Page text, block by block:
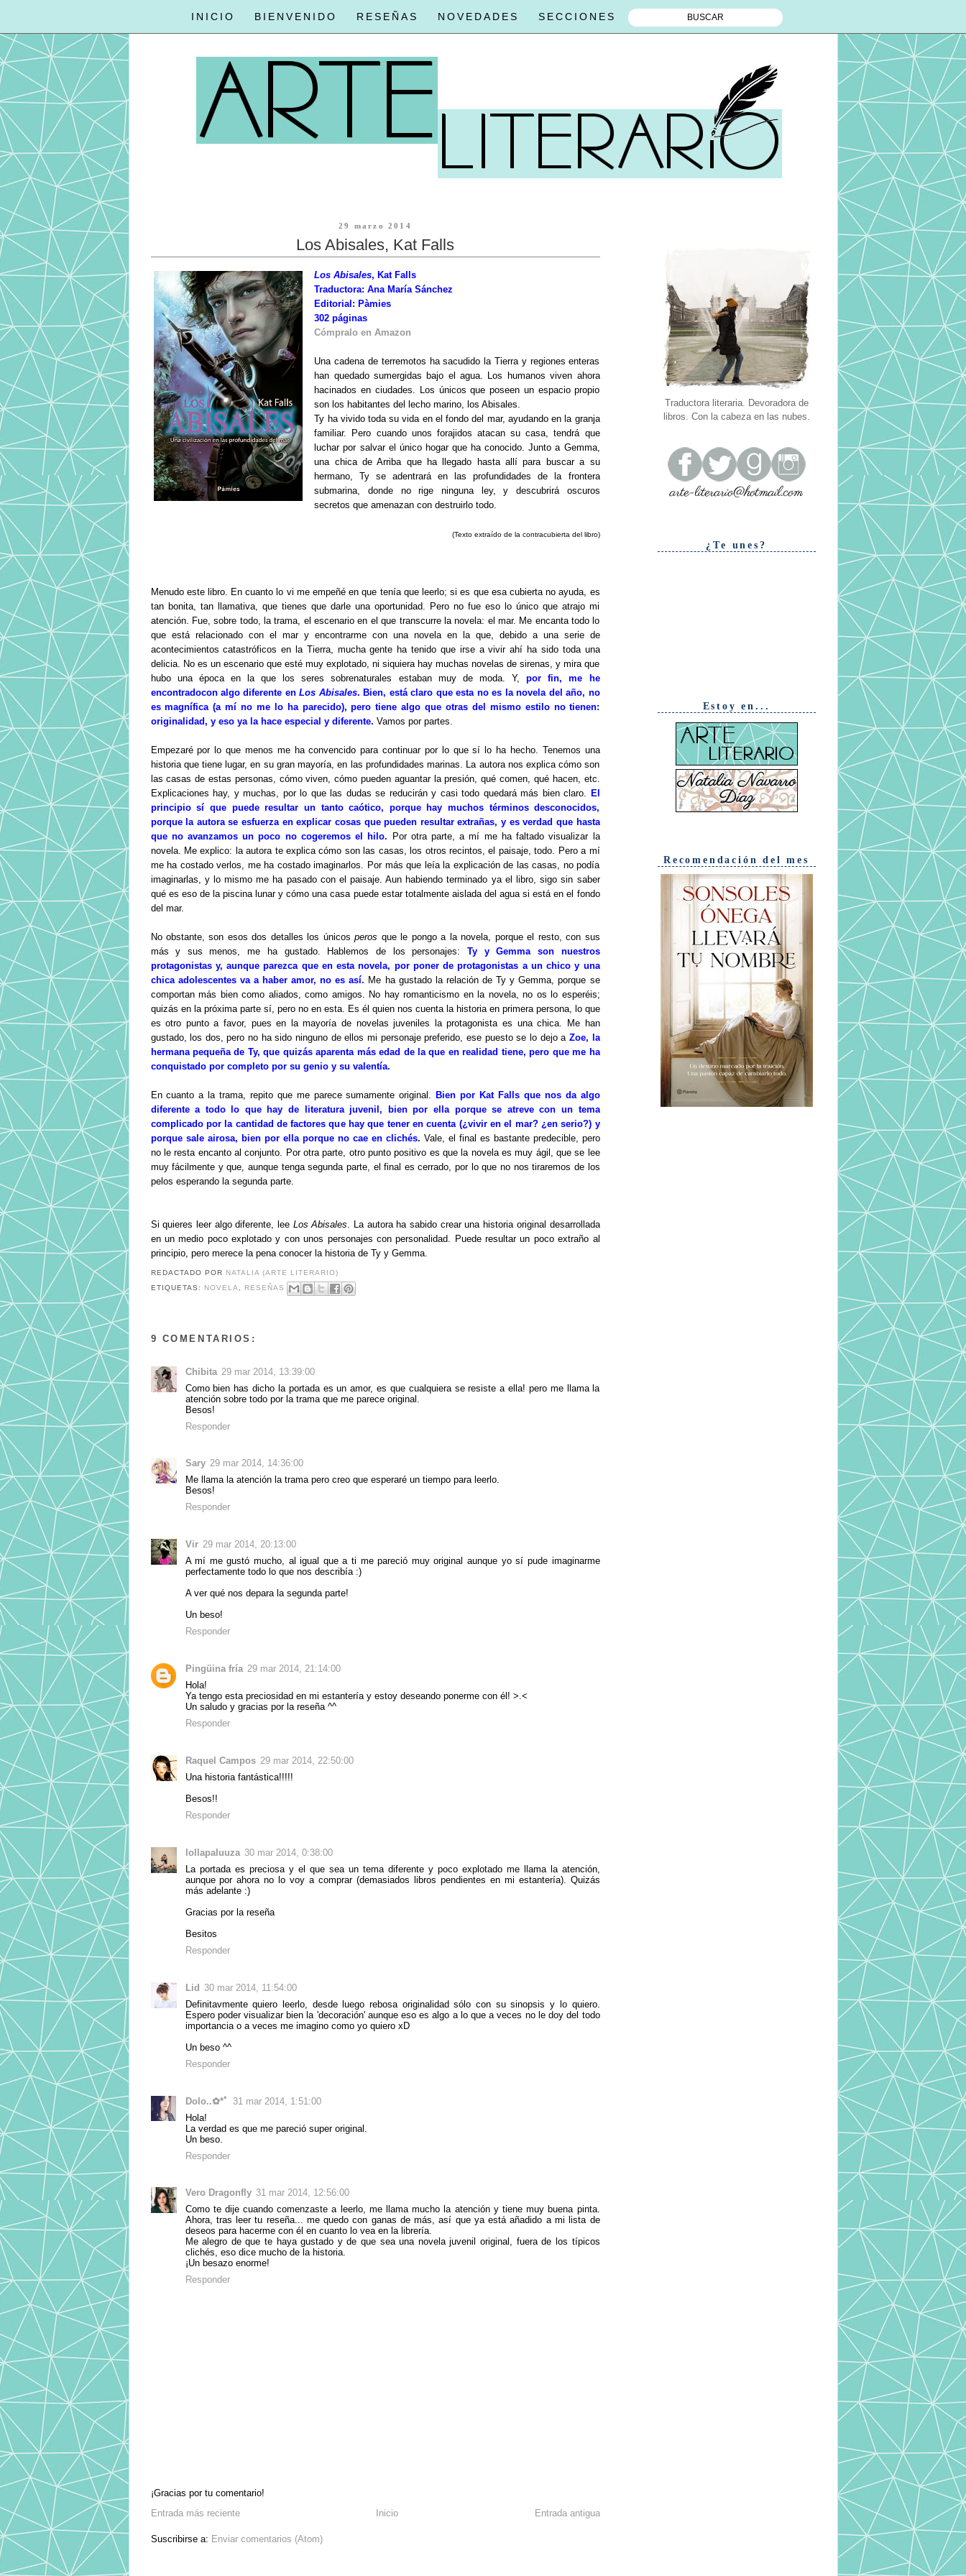
INICIO BIENVENIDO RESEÑAS NOVEDADES SECCIONES
29 marzo 2014
Los Abisales, Kat Falls
Los Abisales, Kat Falls
Traductora: Ana María Sánchez
Editorial: Pàmies
302 páginas
Cómpralo en Amazon
Una cadena de terremotos ha sacudido la Tierra y regiones enteras
han quedado sumergidas bajo el agua. Los humanos viven ahora
hacinados en ciudades. Los únicos que poseen un espacio propio
son los habitantes del lecho marino, los Abisales.
Ty ha vivido toda su vida en el fondo del mar, ayudando en la granja
familiar. Pero cuando unos forajidos atacan su casa, tendrá que
luchar por salvar el único hogar que ha conocido. Junto a Gemma,
una chica de Arriba que ha llegado hasta allí para buscar a su
hermano, Ty se adentrará en las profundidades de la frontera
submarina, donde no rige ninguna ley, y descubrirá oscuros
secretos que amenazan con destruirlo todo.
(Texto extraído de la contracubierta del libro)
Menudo este libro. En cuanto lo vi me empeñé en que tenía que leerlo; si es que esa cubierta no ayuda, es
tan bonita, tan llamativa, que tienes que darle una oportunidad. Pero no fue eso lo único que atrajo mi
atención. Fue, sobre todo, la trama, el escenario en el que transcurre la novela: el mar. Me encanta todo lo
que está relacionado con el mar y encontrarme con una novela en la que, debido a una serie de
acontecimientos catastróficos en la Tierra, mucha gente ha tenido que irse a vivir ahí ha sido toda una
delicia. No es un escenario que esté muy explotado, ni siquiera hay muchas novelas de sirenas, y mira que
hubo una época en la que los seres sobrenaturales estaban muy de moda. Y,por fin, me he
encontradocon algo diferente enLos Abisales. Bien, está claro que esta no es la novela del año, no
es magnífica (a mí no me lo ha parecido), pero tiene algo que otras del mismo estilo no tienen:
originalidad, y eso ya la hace especial y diferente. Vamos por partes.
Empezaré por lo que menos me ha convencido para continuar por lo que sí lo ha hecho. Tenemos una
historia que tiene lugar, en su gran mayoría, en las profundidades marinas. La autora nos explica cómo son
las casas de estas personas, cómo viven, cómo pueden aguantar la presión, qué comen, qué hacen, etc.
Explicaciones hay, y muchas, por lo que las dudas se reducirán y casi todo quedará más bien claro.
El
principio sí que puede resultar un tanto caótico, porque hay muchos términos desconocidos,
porque la autora se esfuerza en explicar cosas que pueden resultar extrañas, y es verdad que hasta
que no avanzamos un poco no cogeremos el hilo. Por otra parte, a mí me ha faltado visualizar la
novela. Me explico: la autora te explica cómo son las casas, los otros recintos, el paisaje, todo. Pero a mí
me ha costado verlos, me ha costado imaginarlos. Por más que leía la explicación de las casas, no podía
imaginarlas, y lo mismo me ha pasado con el paisaje. Aun habiendo terminado ya el libro, sigo sin saber
qué es eso de la piscina lunar y cómo una casa puede estar totalmente aislada del agua si está en el fondo
del mar.
No obstante, son esos dos detalles los únicosperos que le pongo a la novela, porque el resto, con sus
más y sus menos, me ha gustado. Hablemos de los personajes: Ty y Gemma son nuestros
protagonistas y, aunque parezca que en esta novela, por poner de protagonistas a un chico y una
chica adolescentes va a haber amor, no es así. Me ha gustado la relación de Ty y Gemma, porque se
comportan más bien como aliados, como amigos. No hay romanticismo en la novela, no os lo esperéis;
quizás en la próxima parte sí, pero no en esta. Es él quien nos cuenta la historia en primera persona, lo que
es otro punto a favor, pues en la mayoría de novelas juveniles la protagonista es una chica. Me han
gustado, los dos, pero no ha sido ninguno de ellos mi personaje preferido, ese puesto se lo dejo a Zoe, la
hermana pequeña de Ty, que quizás aparenta más edad de la que en realidad tiene, pero que me ha
conquistado por completo por su genio y su valentía.
En cuanto a la trama, repito que me parece sumamente original.
Bien por Kat Falls que nos da algo
diferente a todo lo que hay de literatura juvenil, bien por ella porque se atreve con un tema
complicado por la cantidad de factores que hay que tener en cuenta (¿vivir en el mar? ¿en serio?) y
porque sale airosa, bien por ella porque no cae en clichés. Vale, el final es bastante predecible, pero
no le resta encanto al conjunto. Por otra parte, otro punto positivo es que la novela es muy ágil, que se lee
muy fácilmente y que, aunque tenga segunda parte, el final es cerrado, por lo que no nos tiraremos de los
pelos esperando la segunda parte.
Si quieres leer algo diferente, lee Los Abisales . La autora ha sabido crear una historia original desarrollada
en un medio poco explotado y con unos personajes con personalidad. Puede resultar un poco extraño al
principio, pero merece la pena conocer la historia de Ty y Gemma.
REDACTADO POR NATALIA (ARTE LITERARIO)
ETIQUETAS:
NOVELA RESEÑAS
9 COMENTARIOS:
Chibita 29 mar 2014, 13:39:00
Como bien has dicho la portada es un amor, es que cualquiera se resiste a ella! pero me llama la
atención sobre todo por la trama que me parece original.
Besos!
Responder
Sary 29 mar 2014, 14:36:00
Me llama la atención la trama pero creo que esperaré un tiempo para leerlo.
Besos!
Responder
Vir 29 mar 2014, 20:13:00
A mí me gustó mucho, al igual que a ti me pareció muy original aunque yo sí pude imaginarme
perfectamente todo lo que nos describía :)
A ver qué nos depara la segunda parte!
Un beso!
Responder
Pingüina fría 29 mar 2014, 21:14:00
Hola!
Ya tengo esta preciosidad en mi estantería y estoy deseando ponerme con él! >.<
Un saludo y gracias por la reseña ^^
Responder
Raquel Campos 29 mar 2014, 22:50:00
Una historia fantástica!!!!!
Besos!!
Responder
lollapaluuza 30 mar 2014, 0:38:00
La portada es preciosa y el que sea un tema diferente y poco explotado me llama la atención,
aunque por ahora no lo voy a comprar (demasiados libros pendientes en mi estantería). Quizás
más adelante :)
Gracias por la reseña
Besitos
Responder
Lid 30 mar 2014, 11:54:00
Definitavmente quiero leerlo, desde luego rebosa originalidad sólo con su sinopsis y lo quiero.
Espero poder visualizar bien la 'decoración' aunque eso es algo a lo que a veces no le doy del todo
importancia o a veces me imagino como yo quiero xD
Un beso ^^
Responder
Dolo..✿*ﾟ
31 mar 2014, 1:51:00
Hola!
La verdad es que me pareció super original.
Un beso.
Responder
Vero Dragonfly 31 mar 2014, 12:56:00
Como te dije cuando comenzaste a leerlo, me llama mucho la atención y tiene muy buena pinta.
Ahora, tras leer tu reseña... me quedo con ganas de más, así que ya está añadido a mi lista de
deseos para hacerme con él en cuanto lo vea en la librería.
Me alegro de que te haya gustado y de que sea una novela juvenil original, fuera de los típicos
clichés, eso dice mucho de la historia.
¡Un besazo enorme!
Responder
¡Gracias por tu comentario!
Entrada más reciente
Entrada antigua
Inicio
Suscribirse a: Enviar comentarios (Atom)
Traductora literaria. Devoradora de
libros. Con la cabeza en las nubes.
¿Te unes?
Estoy en...
Recomendación del mes